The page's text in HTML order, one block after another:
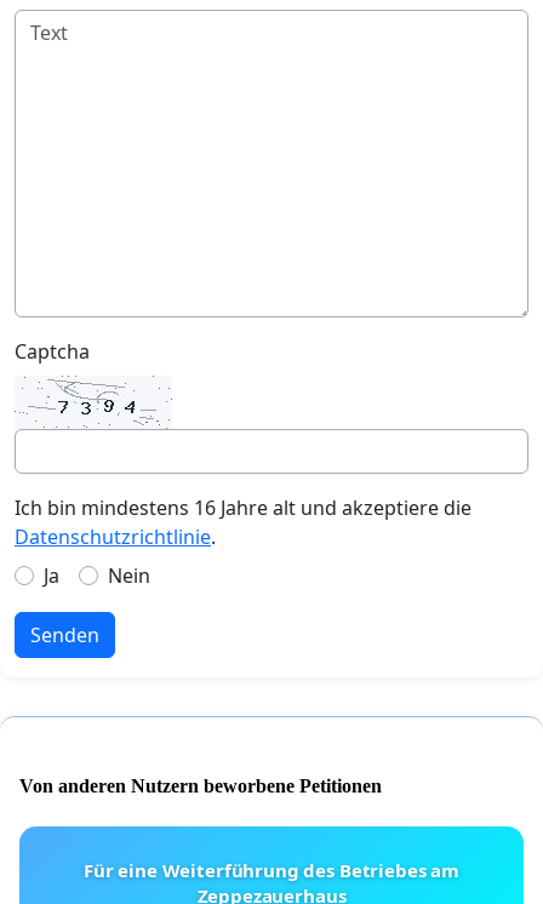
Captcha
Ich bin mindestens 16 Jahre alt und akzeptiere die
Datenschutzrichtlinie.
Ja
Nein
Senden
Von anderen Nutzern beworbene Petitionen
Für eine Weiterführung des Betriebes am
Zeppezauerhaus